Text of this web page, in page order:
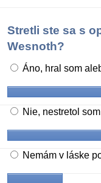
Stretli ste sa s
Wesnoth?
Áno, hral som
Nie, nestretol
Nemám v láske